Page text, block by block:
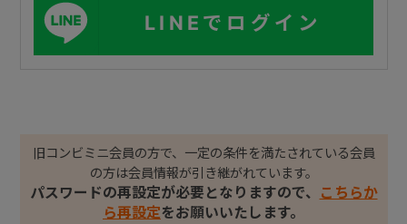
LINEでログイン
旧コンビミニ会員の方で、一定の条件を満たされている会員
の方は会員情報が引き継がれています。
パスワードの再設定が必要となりますので、
こちらか
ら再設定をお願いいたします。